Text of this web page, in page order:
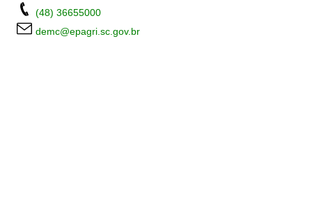
(48) 36655000
demc@epagri.sc.gov.br